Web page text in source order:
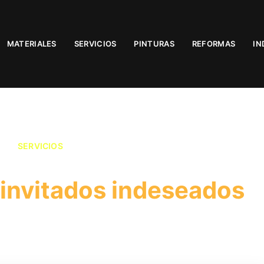
MATERIALES SERVICIOS PINTURAS REFORMAS
SERVICIOS
indeseados